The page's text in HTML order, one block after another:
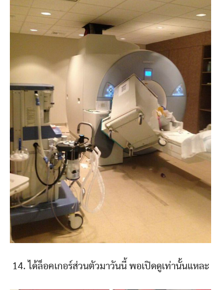
14. ได้ล็อคเกอร์ส่วนตัวมาวันนี้ พอเปิดดูเท่านั้นแหละ